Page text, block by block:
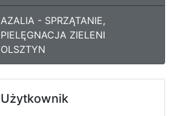
AZALIA - SPRZĄTANIE,
PIELĘGNACJA ZIELENI
OLSZTYN
Użytkownik